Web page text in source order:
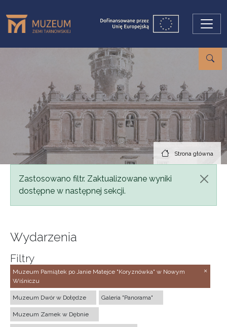
Strona główna
Komunikat
Zastosowano filtr. Zaktualizowane wyniki
dostępne w następnej sekcji.
Wydarzenia
Filtry
Muzeum Pamiątek po Janie Matejce "Koryznówka" w Nowym
Wiśniczu
Muzeum Dwór w Dołędze Galeria "Panorama"
Muzeum Zamek w Dębnie